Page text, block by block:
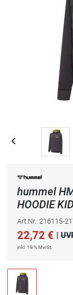
hummel
HOODIE
Art.Nr.: 216115-
22,72 € |
inkl. 19 % MwSt.